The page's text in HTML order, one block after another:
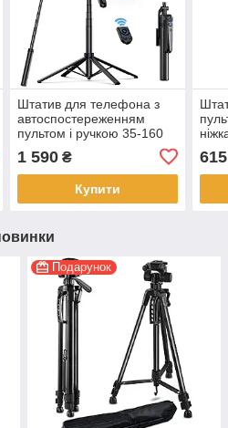
Штатив для телефона з
автоспостереженням
пультом і ручкою 35-160
1 590₴
Купити
615
Подарунок